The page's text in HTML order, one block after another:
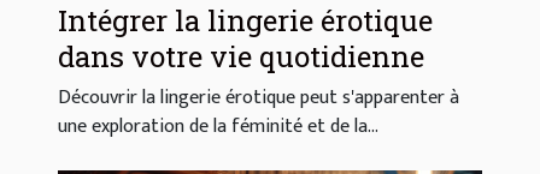
Intégrer la lingerie érotique
dans votre vie quotidienne
Découvrir la lingerie érotique peut s'apparenter à
une exploration de la féminité et de la...